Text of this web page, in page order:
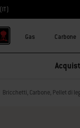
(IT)
Gas Carbone
Bricchetti, Carbone, Pellet di